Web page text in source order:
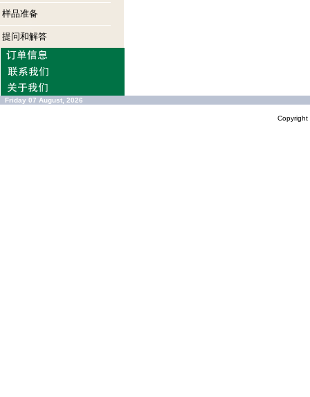
样品准备
提问和解答
Friday 07 August, 2026